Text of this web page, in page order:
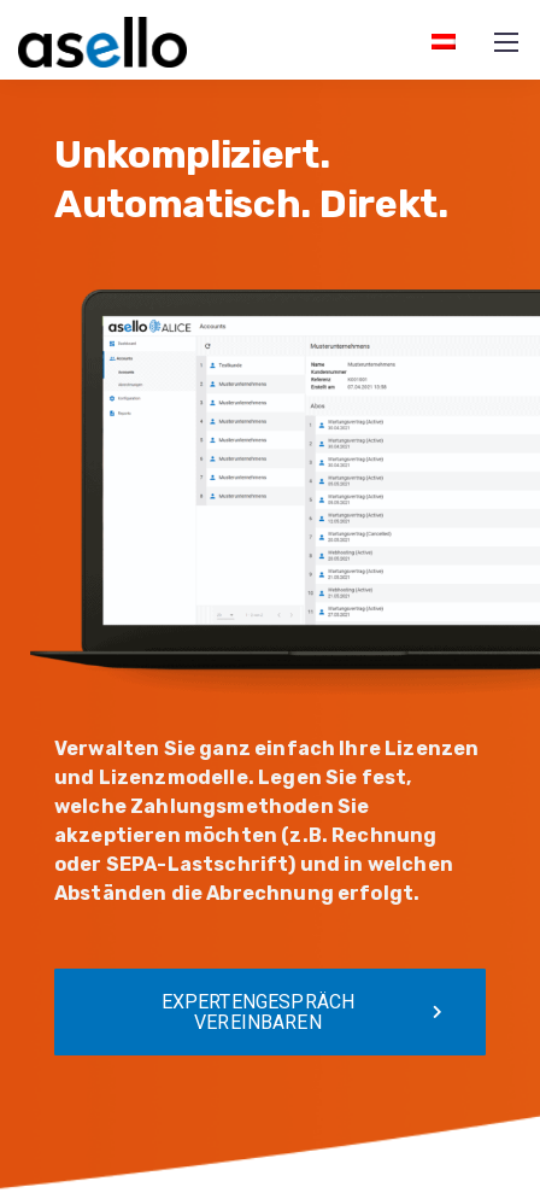
Unkompliziert.
Automatisch. Direkt.
Verwalten Sie ganz einfach Ihre Lizenzen
und Lizenzmodelle. Legen Sie fest,
welche Zahlungsmethoden Sie
akzeptieren möchten (z.B. Rechnung
oder SEPA-Lastschrift) und in welchen
Abständen die Abrechnung erfolgt.
EXPERTENGESPRÄCH
VEREINBAREN